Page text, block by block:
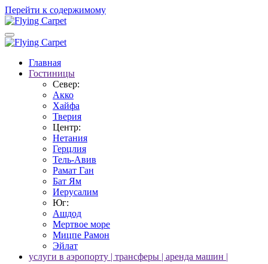
Перейти к содержимому
Главная
Гостиницы
Север:
Акко
Хайфа
Тверия
Центр:
Нетания
Герцлия
Тель-Авив
Рамат Ган
Бат Ям
Иерусалим
Юг:
Ашдод
Мертвое море
Мицпе Рамон
Эйлат
услуги в аэропорту | трансферы | аренда машин |